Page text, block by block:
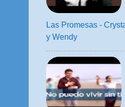
Las Promesas -
y Wendy